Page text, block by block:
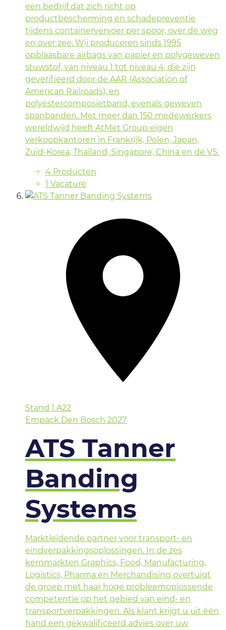
een bedrijf dat zich richt op
productbescherming en schadepreventie
tijdens containervervoer per spoor, over de weg
en over zee. Wij produceren sinds 1995
opblaasbare airbags van papier en polygeweven
stuwstof, van niveau 1 tot niveau 4, die zijn
geverifieerd door de AAR (Association of
American Railroads), en
polyestercomposietband, evenals geweven
spanbanden. Met meer dan 150 medewerkers
wereldwijd heeft AtMet Group eigen
verkoopkantoren in Frankrijk, Polen, Japan,
Zuid-Korea, Thailand, Singapore, China en de VS.
4 Producten
1 Vacature
Stand 1.A22
Empack Den Bosch 2027
ATS Tanner
Banding
Systems
Marktleidende partner voor transport- en
eindverpakkingsoplossingen. In de zes
kernmarkten Graphics, Food, Manufacturing,
Logistics, Pharma en Merchandising overtuigt
de groep met haar hoge probleemoplossende
competentie op het gebied van eind- en
transportverpakkingen. Als klant krijgt u uit één
hand een gekwalificeerd advies over uw